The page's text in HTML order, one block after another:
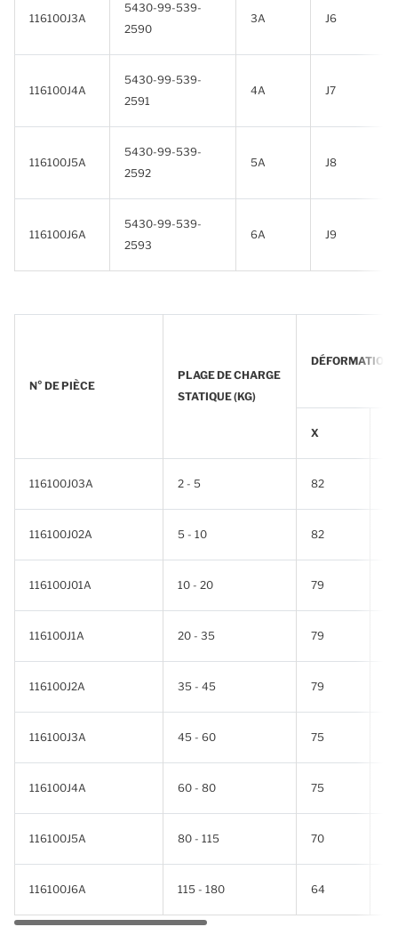
116100J3A
5430-99-539-
2590
3A J6
116100J4A
5430-99-539-
2591
4A J7
116100J5A
5430-99-539-
2592
5A J8
116100J6A
5430-99-539-
2593
6A J9
N° DE PIÈCE
PLAGE DE CHARGE
STATIQUE (KG)
DÉFORMATION
X
116100J03A 2 - 5 82
116100J02A 5 - 10 82
116100J01A 10 - 20 79
116100J1A 20 - 35 79
116100J2A 35 - 45 79
116100J3A 45 - 60 75
116100J4A 60 - 80 75
116100J5A 80 - 115 70
116100J6A 115 - 180 64